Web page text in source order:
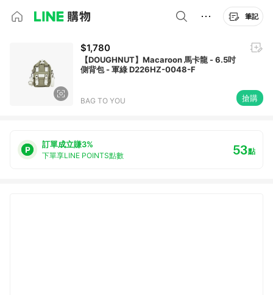
筆記
$1,780
【DOUGHNUT】Macaroon 馬卡龍 - 6.5吋
側背包 - 軍綠 D226HZ-0048-F
BAG TO YOU 搶購
訂單成立賺3%
下單享LINE POINTS點數 53點